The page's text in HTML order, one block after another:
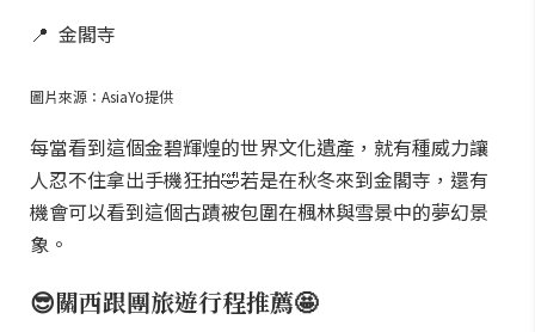
📍 金閣寺
圖片來源：AsiaYo提供
每當看到這個金碧輝煌的世界文化遺產，就有種威力讓
人忍不住拿出手機狂拍🤣若是在秋冬來到金閣寺，還有
機會可以看到這個古蹟被包圍在楓林與雪景中的夢幻景
象。
😎關西跟團旅遊行程推薦🤩